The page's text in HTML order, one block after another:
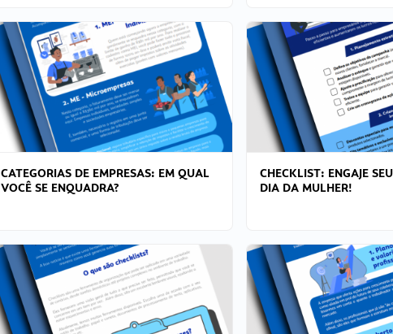
CATEGORIAS DE EMPRESAS: EM QUAL
VOCÊ SE ENQUADRA?
CHECKLIST: ENGAJE
DIA DA MULHER!